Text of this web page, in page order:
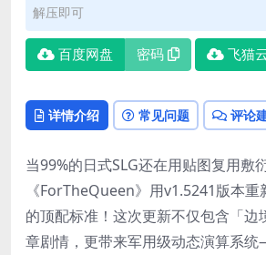
解压即可
百度网盘 密码 飞猫
详情介绍 常见问题 评论
当99%的日式SLG还在用贴图复用敷
《ForTheQueen》用v1.5241版本
的顶配标准！这次更新不仅包含「边
章剧情，更带来军用级动态演算系